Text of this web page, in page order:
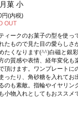
菓 小
円(内税)
OUT
ィークのお菓子の型を使っ
たもので見た目の愛らしさ
たくなります(^^)白磁と銀彩
の質感や表情、経年変化も
頂けます。ワンプレートに
ったり、角砂糖を入れてお
のも素敵。指輪やイヤリン
小物入れとしてもおススメ